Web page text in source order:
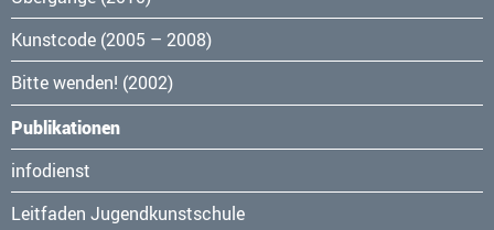
Kunstcode (2005 – 2008)
Bitte wenden! (2002)
Publikationen
Navigation
überspringen
infodienst
Leitfaden Jugendkunstschule